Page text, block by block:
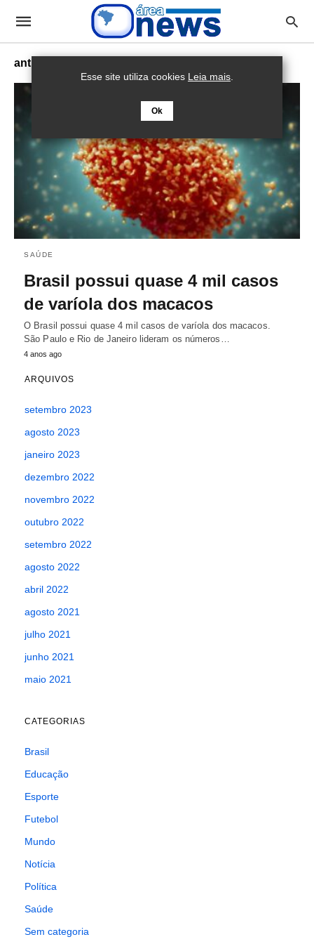
antiviral
SAÚDE
Brasil possui quase 4 mil casos
de varíola dos macacos
O Brasil possui quase 4 mil casos de varíola dos macacos.
São Paulo e Rio de Janeiro lideram os números…
4 anos ago
ARQUIVOS
setembro 2023
agosto 2023
janeiro 2023
dezembro 2022
novembro 2022
outubro 2022
setembro 2022
agosto 2022
abril 2022
agosto 2021
julho 2021
junho 2021
maio 2021
CATEGORIAS
Brasil
Educação
Esporte
Futebol
Mundo
Notícia
Política
Saúde
Sem categoria
Esse site utiliza cookies Leia mais.
Ok